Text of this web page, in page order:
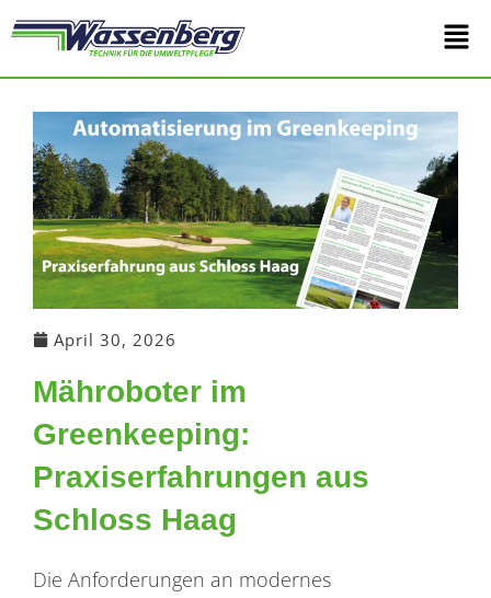
Inhalt
springen
Main
April 30, 2026
Mähroboter im
Greenkeeping:
Praxiserfahrungen aus
Schloss Haag
Die Anforderungen an modernes